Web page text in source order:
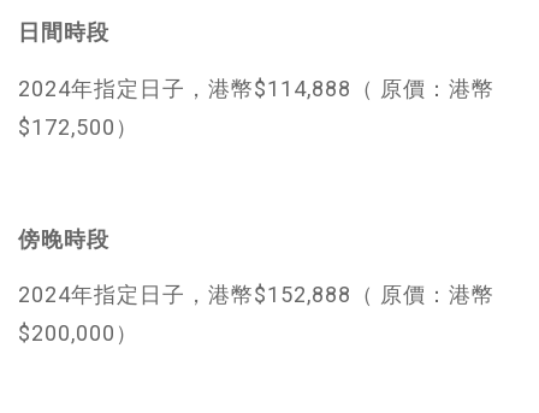
日間時段
2024年指定日子，港幣$114,888（ 原價：港幣
$172,500）
傍晚時段
2024年指定日子，港幣$152,888（ 原價：港幣
$200,000）